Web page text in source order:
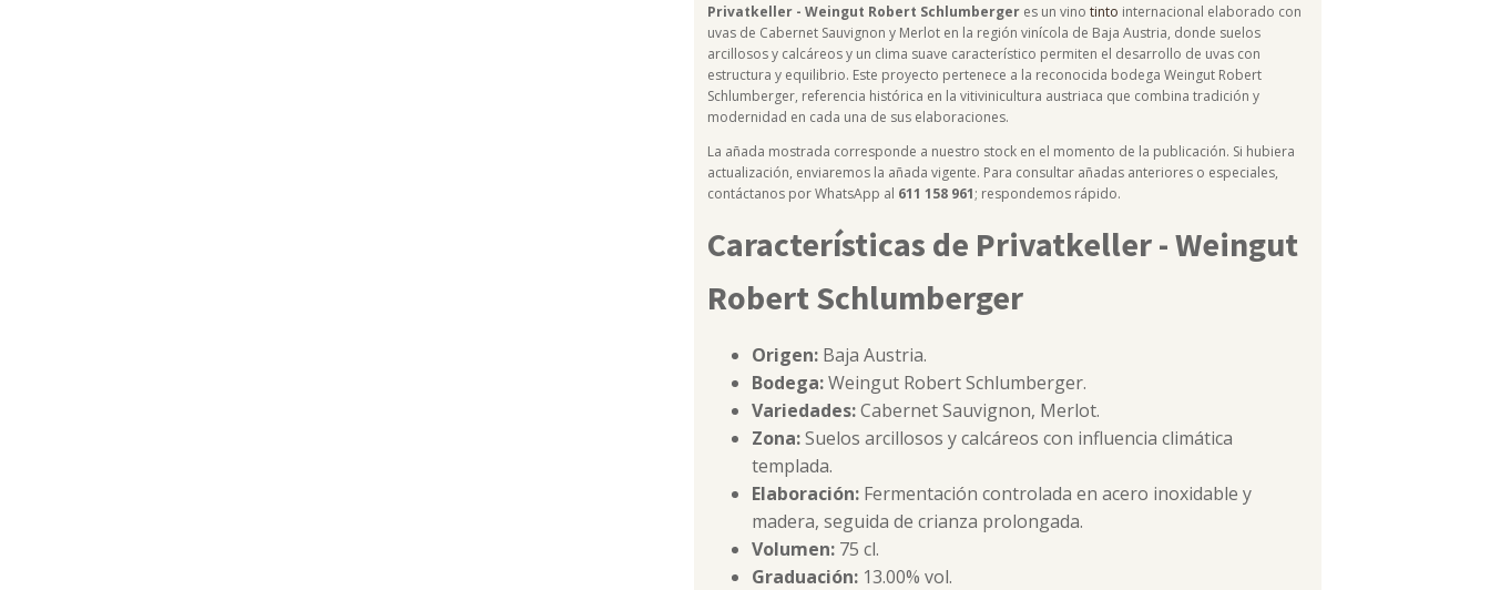
Privatkeller - Weingut Robert Schlumberger es un vino tinto internacional elaborado con
uvas de Cabernet Sauvignon y Merlot en la región vinícola de Baja Austria, donde suelos
arcillosos y calcáreos y un clima suave característico permiten el desarrollo de uvas con
estructura y equilibrio. Este proyecto pertenece a la reconocida bodega Weingut Robert
Schlumberger, referencia histórica en la vitivinicultura austriaca que combina tradición y
modernidad en cada una de sus elaboraciones.
La añada mostrada corresponde a nuestro stock en el momento de la publicación. Si hubiera
actualización, enviaremos la añada vigente. Para consultar añadas anteriores o especiales,
contáctanos por WhatsApp al 611 158 961; respondemos rápido.
Características de Privatkeller - Weingut
Robert Schlumberger
Origen: Baja Austria.
Bodega:Weingut Robert Schlumberger.
Variedades:Cabernet Sauvignon, Merlot.
Zona:Suelos arcillosos y calcáreos con influencia climática
templada.
Elaboración: Fermentación controlada en acero inoxidable y
madera, seguida de crianza prolongada.
Volumen: 75 cl.
Graduación: 13.00% vol.